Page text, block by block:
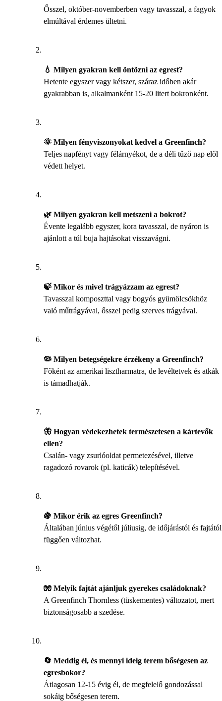
Ősszel, október-novemberben vagy tavasszal, a fagyok
elmúltával érdemes ültetni.
💧 Milyen gyakran kell öntözni az egrest?
Hetente egyszer vagy kétszer, száraz időben akár
gyakrabban is, alkalmanként 15-20 litert bokronként.
🌞 Milyen fényviszonyokat kedvel a Greenfinch?
Teljes napfényt vagy félárnyékot, de a déli tűző nap elől
védett helyet.
🌿 Milyen gyakran kell metszeni a bokrot?
Évente legalább egyszer, kora tavasszal, de nyáron is
ajánlott a túl buja hajtásokat visszavágni.
🍃 Mikor és mivel trágyázzam az egrest?
Tavasszal komposzttal vagy bogyós gyümölcsökhöz
való műtrágyával, ősszel pedig szerves trágyával.
🦠 Milyen betegségekre érzékeny a Greenfinch?
Főként az amerikai lisztharmatra, de levéltetvek és atkák
is támadhatják.
🦋 Hogyan védekezhetek természetesen a kártevők
ellen?
Csalán- vagy zsurlóoldat permetezésével, illetve
ragadozó rovarok (pl. katicák) telepítésével.
🍇 Mikor érik az egres Greenfinch?
Általában június végétől júliusig, de időjárástól és fajtától
függően változhat.
🧤 Melyik fajtát ajánljuk gyerekes családoknak?
A Greenfinch Thornless (tüskementes) változatot, mert
biztonságosabb a szedése.
🔄 Meddig él, és mennyi ideig terem bőségesen az
egresbokor?
Átlagosan 12-15 évig él, de megfelelő gondozással
sokáig bőségesen terem.